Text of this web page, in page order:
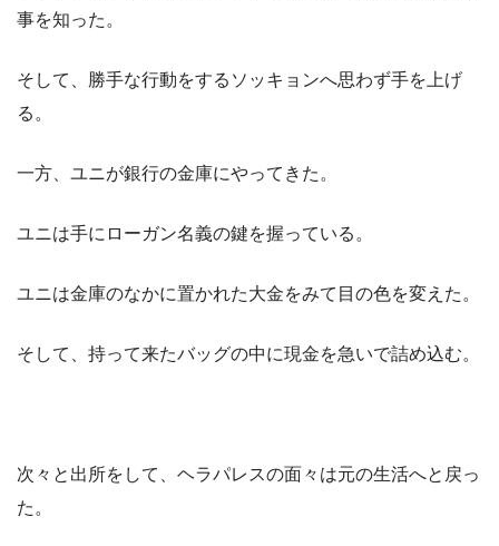
事を知った。
そして、勝手な行動をするソッキョンへ思わず手を上げ
る。
一方、ユニが銀行の金庫にやってきた。
ユニは手にローガン名義の鍵を握っている。
ユニは金庫のなかに置かれた大金をみて目の色を変えた。
そして、持って来たバッグの中に現金を急いで詰め込む。
次々と出所をして、ヘラパレスの面々は元の生活へと戻っ
た。